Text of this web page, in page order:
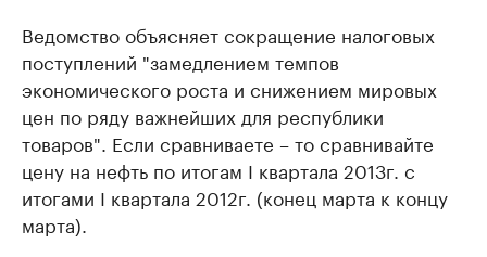
Ведомство объясняет сокращение налоговых
поступлений "замедлением темпов
экономического роста и снижением мировых
цен по ряду важнейших для республики
товаров". Если сравниваете – то сравнивайте
цену на нефть по итогам I квартала 2013г. с
итогами I квартала 2012г. (конец марта к концу
марта).